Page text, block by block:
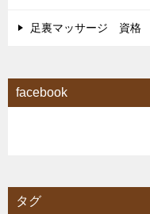
足裏マッサージ 資格
facebook
タグ